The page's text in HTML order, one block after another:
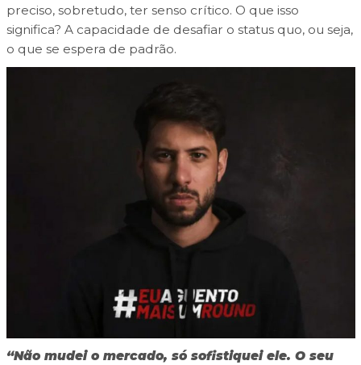
preciso, sobretudo, ter senso crítico. O que isso
significa? A capacidade de desafiar o status quo, ou seja,
o que se espera de padrão.
“Não mudei o mercado, só sofistiquei ele. O seu